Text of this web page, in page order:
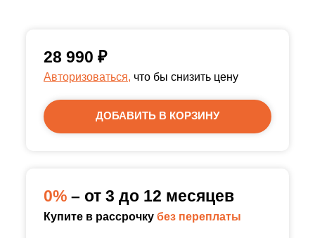
28 990 ₽
Авторизоваться, что бы снизить цену
ДОБАВИТЬ В КОРЗИНУ
0% – от 3 до 12 месяцев
Купите в рассрочку без переплаты